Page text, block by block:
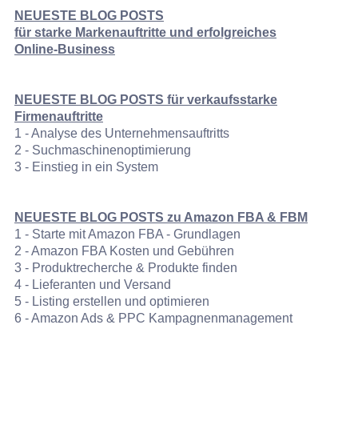
NEUESTE BLOG POSTS
für starke Markenauftritte und erfolgreiches
Online‑Business
NEUESTE BLOG POSTS für verkaufsstarke
Firmenauftritte
1 - Analyse des Unternehmensauftritts
2 - Suchmaschinenoptimierung
3 - Einstieg in ein System
NEUESTE BLOG POSTS zu Amazon FBA & FBM
1 - Starte mit Amazon FBA - Grundlagen
2 - Amazon FBA Kosten und Gebühren
3 - Produktrecherche & Produkte finden
4 - Lieferanten und Versand
5 - Listing erstellen und optimieren
6 - Amazon Ads & PPC Kampagnenmanagement